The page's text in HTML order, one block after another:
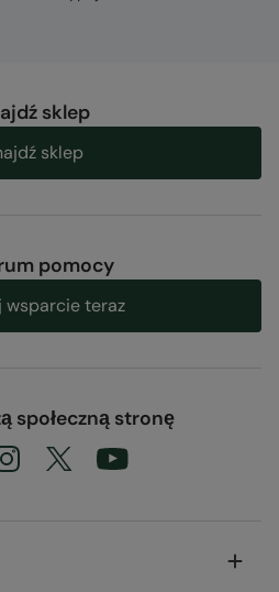
sklep
sklep
pomocy
wsparcie teraz
społeczną stronę